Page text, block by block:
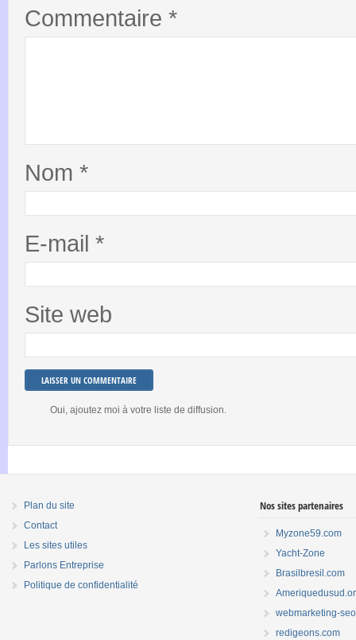
Commentaire *
Nom *
E-mail *
Site web
Oui, ajoutez moi à votre liste de diffusion.
Plan du site
Contact
Les sites utiles
Parlons Entreprise
Politique de confidentialité
Nos sites partenaires
Myzone59.com
Yacht-Zone
Brasilbresil.com
webmarketing-
redigeons.com